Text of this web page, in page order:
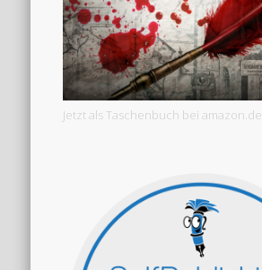
Jetzt als Taschenbuch bei amazon.de